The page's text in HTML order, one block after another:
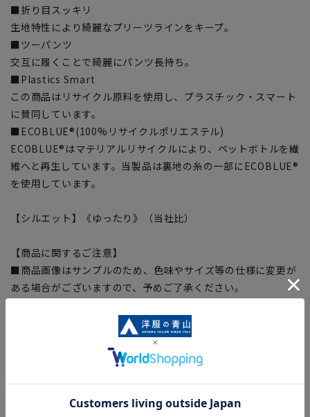
■折り目スッキリ
生地特性により綺麗なプリーツラインをキープ。
■ツーパンツ
交互に履くことで綺麗にパンツ長持ち。
■Plastics Smart
この商品はリサイクル原料を使用し、プラスチック・スマート
に賛同しています。
■ECOBLUE®(100%リサイクルポリエステル)
ECOBLUE®はマテリアルリサイクルにより、ペットボトルを繊
維へと再生しています。当製品は裏地の糸の一部にECOBLUE®
を使用しています。
【シルエット】《ゆったり》（当社比）
【商品に関するご注意】
■商品画像はサンプルのため、色味やサイズ等の仕様に変更が
ある場合がございますので、予めご了承ください。
入の目安としてご利用ください。
■生地や仕様・デザインにより、着用感や実際のサイズ表に若
干の誤差が生じる場合がございます。予めご了承ください。
商品もございます。